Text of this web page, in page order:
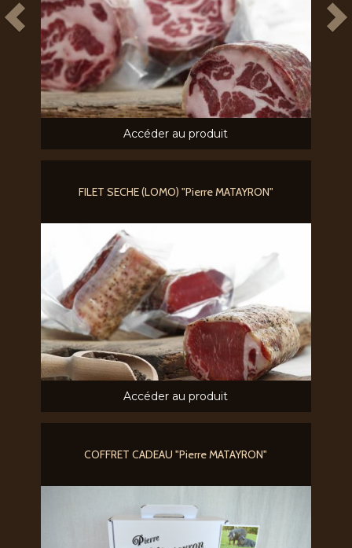
Accéder au produit
FILET SECHE (LOMO) "Pierre MATAYRON"
Accéder au produit
COFFRET CADEAU "Pierre MATAYRON"